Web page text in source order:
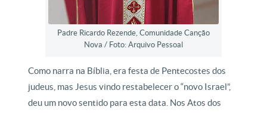
Padre Ricardo Rezende, Comunidade Canção
Nova / Foto: Arquivo Pessoal
Como narra na Bíblia, era festa de Pentecostes dos
judeus, mas Jesus vindo restabelecer o “novo Israel”,
deu um novo sentido para esta data. Nos Atos dos